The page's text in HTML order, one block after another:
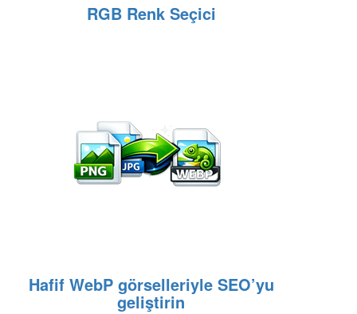
RGB Renk Seçici
Hafif WebP görselleriyle SEO’yu
geliştirin